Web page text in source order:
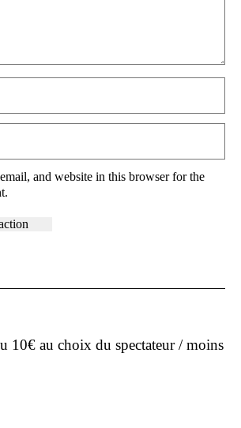
and website in this browser for the
10€ au choix du spectateur / moins